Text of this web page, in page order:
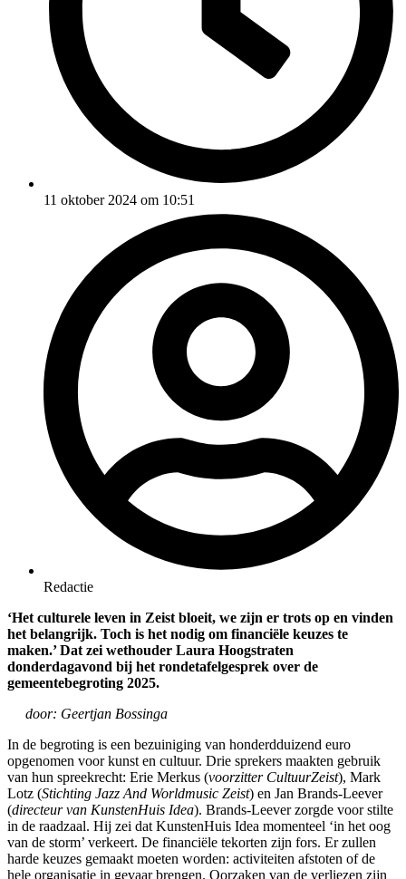
11 oktober 2024 om 10:51
Redactie
‘Het culturele leven in Zeist bloeit, we zijn er trots op en vinden
het belangrijk. Toch is het nodig om financiële keuzes te
maken.’ Dat zei wethouder Laura Hoogstraten
donderdagavond bij het rondetafelgesprek over de
gemeentebegroting 2025.
door: Geertjan Bossinga
In de begroting is een bezuiniging van honderdduizend euro
opgenomen voor kunst en cultuur. Drie sprekers maakten gebruik
van hun spreekrecht: Erie Merkus (voorzitter CultuurZeist), Mark
Lotz (Stichting Jazz And Worldmusic Zeist) en Jan Brands-Leever
(directeur van KunstenHuis Idea). Brands-Leever zorgde voor stilte
in de raadzaal. Hij zei dat KunstenHuis Idea momenteel ‘in het oog
van de storm’ verkeert. De financiële tekorten zijn fors. Er zullen
harde keuzes gemaakt moeten worden: activiteiten afstoten of de
hele organisatie in gevaar brengen. Oorzaken van de verliezen zijn